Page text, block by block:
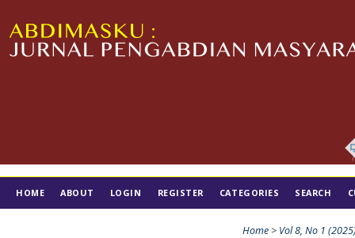
HOME ABOUT LOGIN REGISTER CATEGORIES SEARCH
Home > Vol 8, No 1